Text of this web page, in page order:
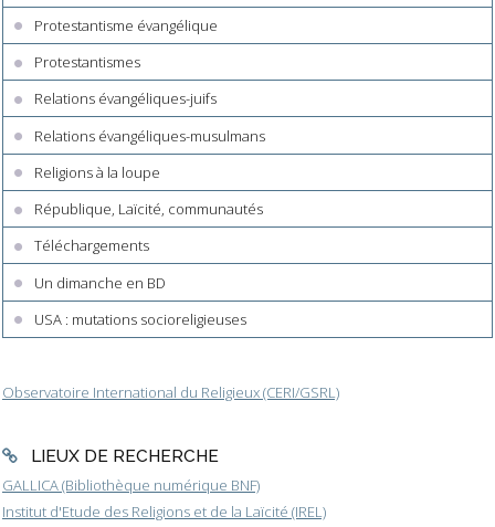
Protestantisme évangélique
Protestantismes
Relations évangéliques-juifs
Relations évangéliques-musulmans
Religions à la loupe
République, Laïcité, communautés
Téléchargements
Un dimanche en BD
USA : mutations socioreligieuses
Observatoire International du Religieux (CERI/GSRL)
LIEUX DE RECHERCHE
GALLICA (Bibliothèque numérique BNF)
Institut d'Etude des Religions et de la Laïcité (IREL)